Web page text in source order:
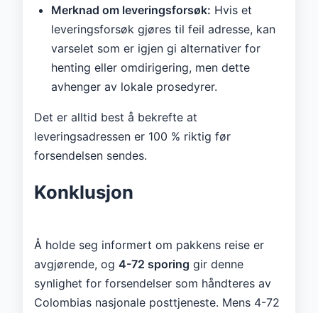
Merknad om leveringsforsøk: Hvis et
leveringsforsøk gjøres til feil adresse, kan
varselet som er igjen gi alternativer for
henting eller omdirigering, men dette
avhenger av lokale prosedyrer.
Det er alltid best å bekrefte at
leveringsadressen er 100 % riktig før
forsendelsen sendes.
Konklusjon
Å holde seg informert om pakkens reise er
avgjørende, og 4-72 sporing gir denne
synlighet for forsendelser som håndteres av
Colombias nasjonale posttjeneste. Mens 4-72